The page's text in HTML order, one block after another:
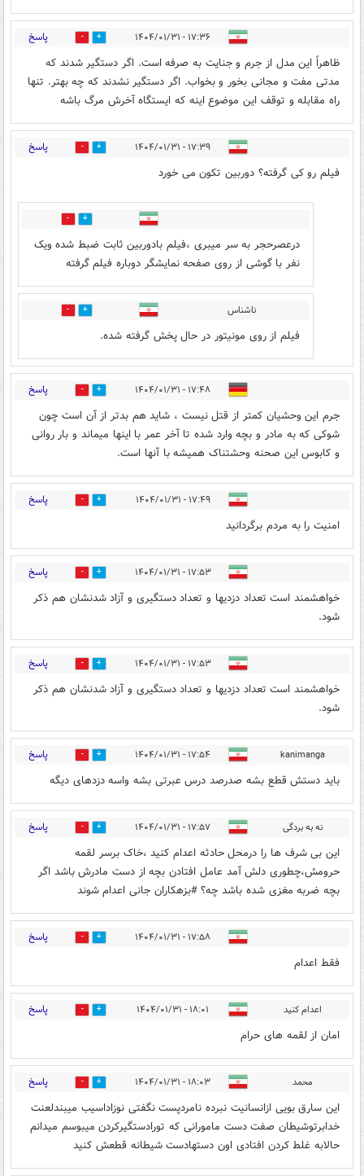
۱۷:۳۶ - ۱۴۰۴/۰۱/۳۱ 24 پاسخ
ظاهراً این مدل از جرم و جنایت به صرفه است. اگر دستگیر شدند که
مدتی مفت و مجانی بخور و بخواب. اگر دستگیر نشدند که چه بهتر. تنها
راه مقابله و توقف این موضوع اینه که ایستگاه آخرش مرگ باشه
۱۷:۳۹ - ۱۴۰۴/۰۱/۳۱ 7 پاسخ
فیلم رو کی گرفته؟ دوربین تکون می خورد
22
درعصرحجر به سر میبری ،فیلم بادوربین ثابت ضبط شده ویک
نفر با گوشی از روی صفحه نمایشگر دوباره فیلم گرفته
ناشناس 19
فیلم از روی مونیتور در حال پخش گرفته شده.
۱۷:۴۸ - ۱۴۰۴/۰۱/۳۱ 22 پاسخ
جرم این وحشیان کمتر از قتل نیست ، شاید هم بدتر از آن است چون
شوکی که به مادر و بچه وارد شده تا آخر عمر با اینها میماند و بار روانی
و کابوس این صحنه وحشتناک همیشه با آنها است.
۱۷:۴۹ - ۱۴۰۴/۰۱/۳۱ 21 پاسخ
امنیت را به مردم برگردانید
۱۷:۵۳ - ۱۴۰۴/۰۱/۳۱ 14 پاسخ
خواهشمند است تعداد دزدیها و تعداد دستگیری و آزاد شدنشان هم ذکر
شود.
۱۷:۵۳ - ۱۴۰۴/۰۱/۳۱ 4 پاسخ
خواهشمند است تعداد دزدیها و تعداد دستگیری و آزاد شدنشان هم ذکر
شود.
kanimanga ۱۷:۵۴ - ۱۴۰۴/۰۱/۳۱ 11 پاسخ
باید دستش قطع بشه صدرصد درس عبرتی بشه واسه دزدهای دیگه
نه به بردگی ۱۷:۵۷ - ۱۴۰۴/۰۱/۳۱ 11 پاسخ
این بی شرف ها را درمحل حادثه اعدام کنید ،خاک برسر لقمه
حرومش،چطوری دلش آمد عامل افتادن بچه از دست مادرش باشد اگر
بچه ضربه مغزی شده باشد چه؟ #بزهکاران جانی اعدام شوند
۱۷:۵۸ - ۱۴۰۴/۰۱/۳۱ 11 پاسخ
فقط اعدام
اعدام کنید ۱۸:۰۱ - ۱۴۰۴/۰۱/۳۱ 12 پاسخ
امان از لقمه های حرام
محمد ۱۸:۰۳ - ۱۴۰۴/۰۱/۳۱ 10 پاسخ
این سارق بویی ازانسانیت نبرده نامردپست نگفتی نوزاداسیب میبندلعنت
خدابرتوشیطان صفت دست مامورانی که تورادستگیرکردن میبوسم میدانم
حالابه غلط کردن افتادی اون دستهادست شیطانه قطعش کنید